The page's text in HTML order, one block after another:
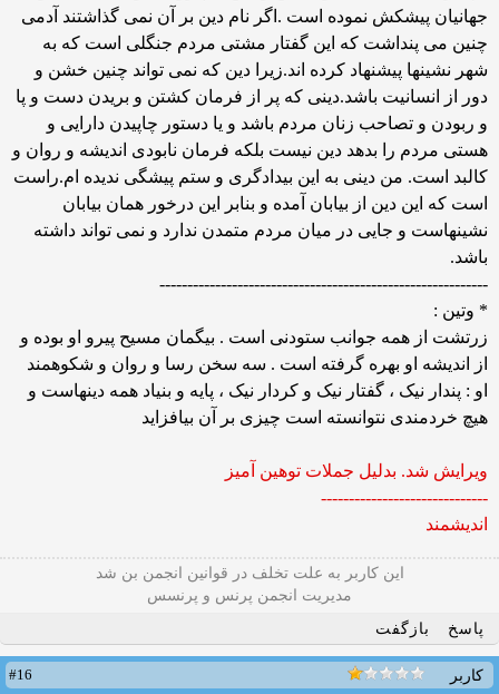
جهانیان پیشکش نموده است .اگر نام دین بر آن نمی گذاشتند آدمی
چنین می پنداشت که این گفتار مشتی مردم جنگلی است که به
شهر نشینها پیشنهاد کرده اند.زیرا دین که نمی تواند چنین خشن و
دور از انسانیت باشد.دینی که پر از فرمان کشتن و بریدن دست و پا
و ربودن و تصاحب زنان مردم باشد و یا دستور چاپیدن دارایی و
هستی مردم را بدهد دین نیست بلکه فرمان نابودی اندیشه و روان و
کالبد است. من دینی به این بیدادگری و ستم پیشگی ندیده ام.راست
است که این دین از بیابان آمده و بنابر این درخور همان بیابان
نشینهاست و جایی در میان مردم متمدن ندارد و نمی تواند داشته
باشد.
-----------------------------------------------------------
* وتین :
زرتشت از همه جوانب ستودنی است . بیگمان مسیح پیرو او بوده و
از اندیشه او بهره گرفته است . سه سخن رسا و روان و شکوهمند
او : پندار نیک ، گفتار نیک و کردار نیک ، پایه و بنیاد همه دینهاست و
هیچ خردمندی نتوانسته است چیزی بر آن بیافزاید
ویرایش شد. بدلیل جملات توهین آمیز
------------------------------
اندیشمند
این كاربر به علت تخلف در قوانین انجمن بن شد
مدیریت انجمن پرنس و پرنسس
پاسخ
بازگفت
کاربر
#16